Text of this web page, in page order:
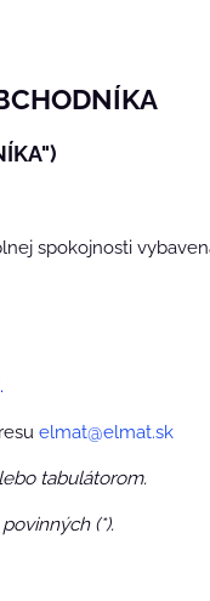
spokojnosti
elmat@elmat.sk
tabulátorom.
(*).